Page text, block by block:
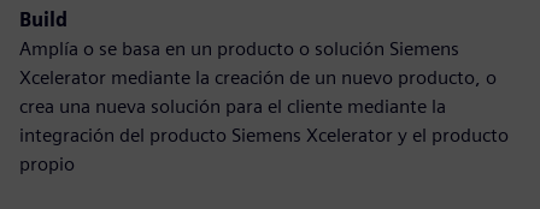
Build
Amplía o se basa en un producto o solución Siemens
Xcelerator mediante la creación de un nuevo producto, o
crea una nueva solución para el cliente mediante la
integración del producto Siemens Xcelerator y el producto
propio